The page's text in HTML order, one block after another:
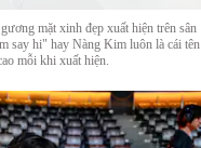
mặt xinh đẹp xuất hiện trên sân
say hi" hay Nàng Kim luôn là cái tên
mỗi khi xuất hiện.